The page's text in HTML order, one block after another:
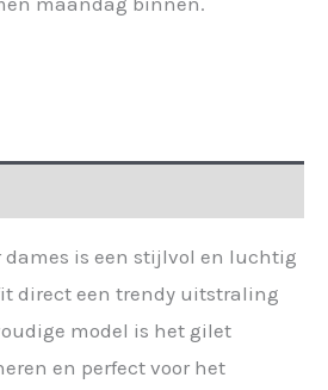
is een stijlvol en luchtig
direct een trendy uitstraling
model is het gilet
en perfect voor het